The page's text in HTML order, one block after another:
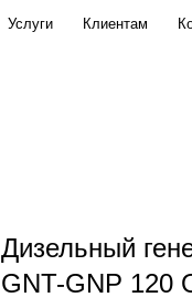
Услуги Клиентам
Дизельный
GNT-GNP 120